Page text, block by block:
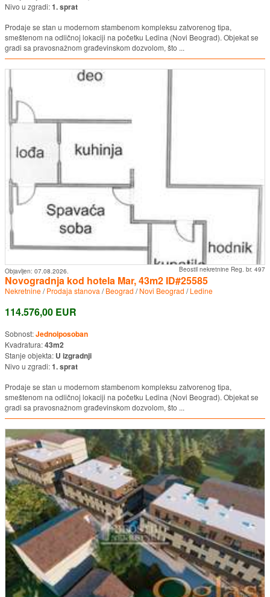
Nivo u zgradi:1. sprat
Prodaje se stan u modernom stambenom kompleksu zatvorenog tipa,
smeštenom na odličnoj lokaciji na početku Ledina (Novi Beograd). Objekat se
gradi sa pravosnažnom građevinskom dozvolom, što ...
Beostil nekretnine Reg. br. 497
Objavljen: 07.08.2026.
Novogradnja kod hotela Mar, 43m2 ID#25585
Nekretnine/Prodaja stanova /Beograd /Novi Beograd /Ledine
114.576,00 EUR
Sobnost:Jednoiposoban
Kvadratura:43m2
Stanje objekta: U izgradnji
Nivo u zgradi:1. sprat
Prodaje se stan u modernom stambenom kompleksu zatvorenog tipa,
smeštenom na odličnoj lokaciji na početku Ledina (Novi Beograd). Objekat se
gradi sa pravosnažnom građevinskom dozvolom, što ...